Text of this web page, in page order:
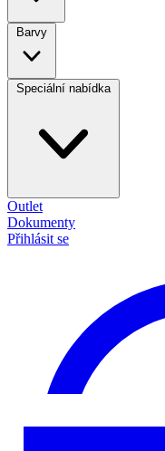
Barvy
Speciální nabídka
Outlet
Dokumenty
Přihlásit se